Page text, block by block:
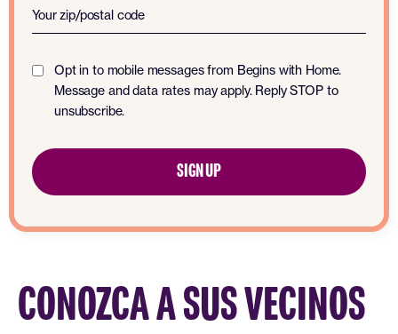
Opt in to mobile messages from Begins with Home.
Message and data rates may apply. Reply STOP to
unsubscribe.
CONOZCA A SUS VECINOS